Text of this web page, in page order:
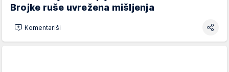
Brojke ruše uvrežena mišljenja
Komentariši